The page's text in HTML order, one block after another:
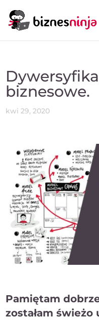
biznesowe.
kwi 29, 2020
Pamiętam
zostałam świeżo